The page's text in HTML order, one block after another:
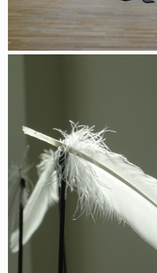
Selon Le vent